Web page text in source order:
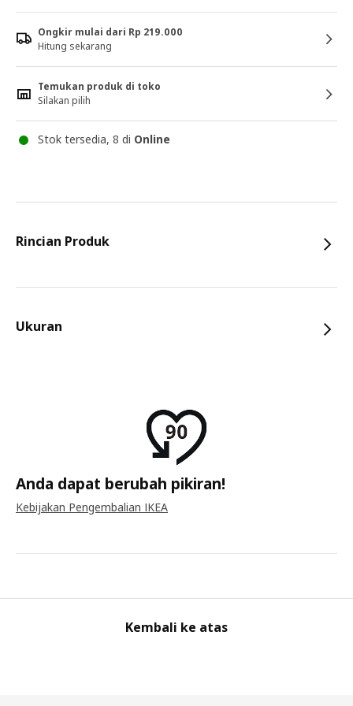
Ongkir mulai dari Rp 219.000
Hitung sekarang
Temukan produk di toko
Silakan pilih
Stok tersedia, 8 di Online
Rincian Produk
Ukuran
Anda dapat berubah pikiran!
Kebijakan Pengembalian IKEA
Kembali ke atas